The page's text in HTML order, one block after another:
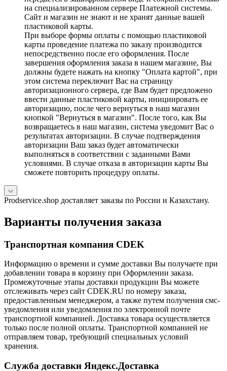
на специализированном сервере Платежной системы.
Сайт и магазин не знают и не хранят данные вашей
пластиковой карты.
При выборе формы оплаты с помощью пластиковой
карты проведение платежа по заказу производится
непосредственно после его оформления. После
завершения оформления заказа в нашем магазине, Вы
должны будете нажать на кнопку "Оплата картой", при
этом система переключит Вас на страницу
авторизационного сервера, где Вам будет предложено
ввести данные пластиковой карты, инициировать ее
авторизацию, после чего вернуться в наш магазин
кнопкой "Вернуться в магазин". После того, как Вы
возвращаетесь в наш магазин, система уведомит Вас о
результатах авторизации. В случае подтверждения
авторизации Ваш заказ будет автоматически
выполняться в соответствии с заданными Вами
условиями. В случае отказа в авторизации карты Вы
сможете повторить процедуру оплаты.
Prodservice.shop доставляет заказы по России и Казахстану.
Варианты получения заказа
Транспортная компания CDEK
Информацию о времени и сумме доставки Вы получаете при
добавлении товара в корзину при Оформлении заказа.
Промежуточные этапы доставки продукции Вы можете
отслеживать через сайт CDEK.RU по номеру заказа,
предоставленным менеджером, а также путем получения смс-
уведомления или уведомления по электронной почте
транспортной компанией. Доставка товара осуществляется
только после полной оплаты. Транспортной компанией не
отправляем товар, требующий специальных условий
хранения.
Служба доставки Яндекс.Доставка